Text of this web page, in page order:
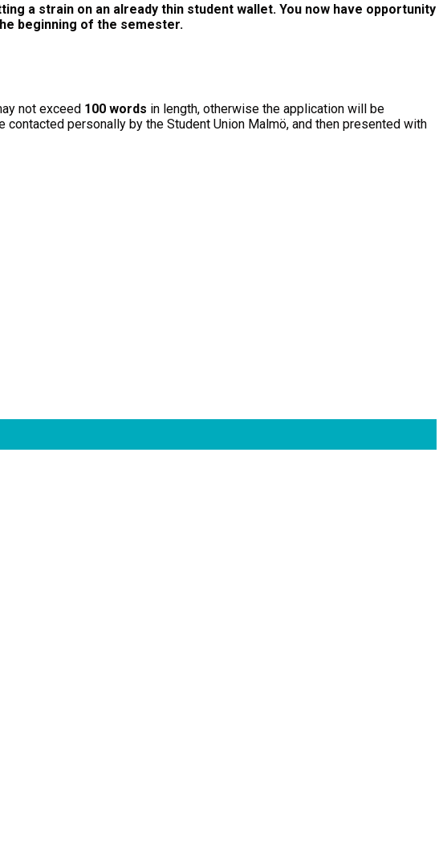
a strain on an already thin student wallet. You now have opportunity
beginning of the semester.
not exceed 100 words in length, otherwise the application will be
personally by the Student Union Malmö, and then presented with